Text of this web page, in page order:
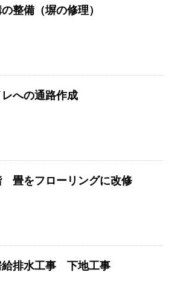
整備（塀の修理）
レへの通路作成
畳をフローリングに改修
給排水工事 下地工事